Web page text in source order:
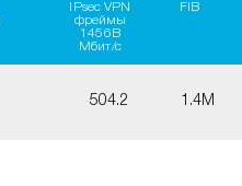
IPsec VPN
фреймы
1456B
Мбит/с
FIB
504.2 1.4M